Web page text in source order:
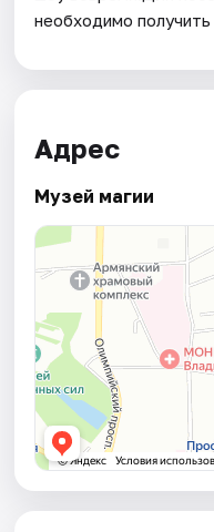
необходимо получить
Адрес
Музей магии